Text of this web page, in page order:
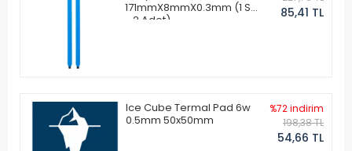
171mmX8mmX0.3mm (1 Set
- 2 Adet)
85,41 TL
Ice Cube Termal Pad 6w
0.5mm 50x50mm
%72 indirim
198,38 TL
54,66 TL